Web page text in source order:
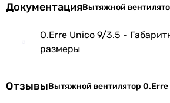
Физические характеристики
ДокументацияВытяжной
O.Erre Unico 9/3.5 -
размеры
ОтзывыВытяжной вентилятор